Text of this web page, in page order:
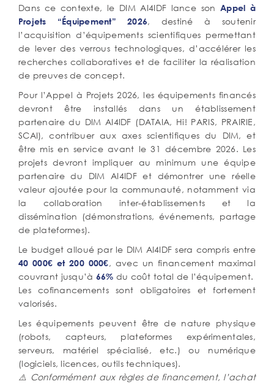
Corps
de
texte
Dans ce contexte, le DIM AI4IDF lance sonAppel à
Projets “Équipement” 2026, destiné à soutenir
l’acquisition d’équipements scientifiques permettant
de lever des verrous technologiques, d’accélérer les
recherches collaboratives et de faciliter la réalisation
de preuves de concept.
Pour l’Appel à Projets 2026, les équipements financés
devront être installés dans un établissement
partenaire du DIM AI4IDF (DATAIA, Hi! PARIS, PRAIRIE,
SCAI), contribuer aux axes scientifiques du DIM, et
être mis en service avant le 31 décembre 2026. Les
projets devront impliquer au minimum une équipe
partenaire du DIM AI4IDF et démontrer une réelle
valeur ajoutée pour la communauté, notamment via
la collaboration inter-établissements et la
dissémination (démonstrations, événements, partage
de plateformes).
Le budget alloué par le DIM AI4IDF sera compris entre
40 000€ et 200 000€, avec un financement maximal
couvrant jusqu’à 66% du coût total de l’équipement.
Les cofinancements sont obligatoires et fortement
valorisés.
Les équipements peuvent être de nature physique
(robots, capteurs, plateformes expérimentales,
serveurs, matériel spécialisé, etc.) ou numérique
(logiciels, licences, outils techniques).
⚠️ Conformément aux règles de financement, l’achat